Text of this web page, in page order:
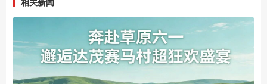
相关新闻